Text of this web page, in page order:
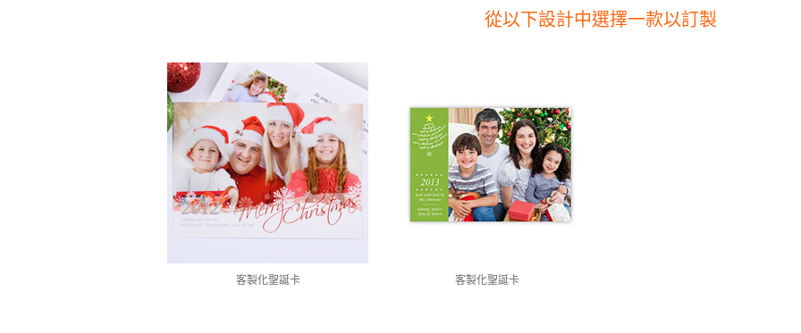
從以下設計中選擇一款以訂製
客製化聖誕卡 客製化聖誕卡